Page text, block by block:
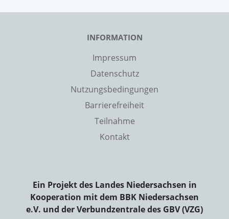
INFORMATION
Impressum
Datenschutz
Nutzungsbedingungen
Barrierefreiheit
Teilnahme
Kontakt
Ein Projekt des Landes Niedersachsen in
Kooperation mit dem BBK Niedersachsen
e.V. und der Verbundzentrale des GBV (VZG)